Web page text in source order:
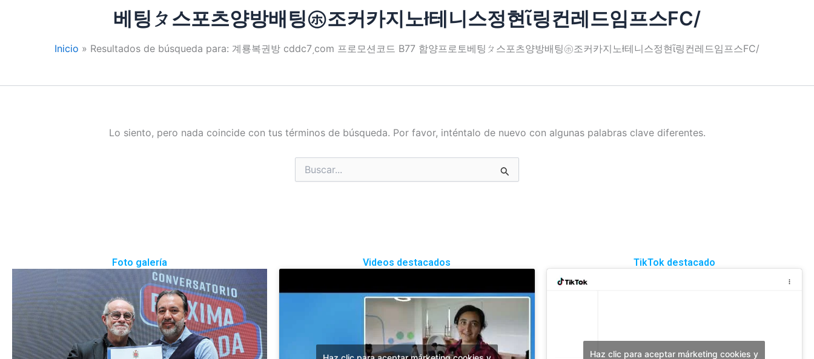
베팅ㄆ스포츠양방배팅㋭조커카지노ł테니스정현ῖ링컨레드임프스FC/
Inicio Resultados de búsqueda para: 계룡복권방 cddc7͵com 프로모션코드 B77 함양프로토베팅ㄆ스포츠양방배팅㋭조커카지노ł테니스정현ῖ링컨레드임프스FC/
Lo siento, pero nada coincide con tus términos de búsqueda. Por favor, inténtalo de nuevo con algunas palabras clave diferentes.
Buscar
por:
Foto galería Videos destacados TikTok destacado
Haz clic para aceptar márketing cookies y